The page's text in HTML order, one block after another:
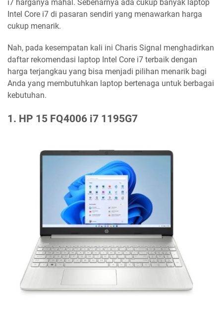
i7 harganya mahal. Sebenarnya ada cukup banyak laptop
Intel Core i7 di pasaran sendiri yang menawarkan harga
cukup menarik.
Nah, pada kesempatan kali ini Charis Signal menghadirkan
daftar rekomendasi laptop Intel Core i7 terbaik dengan
harga terjangkau yang bisa menjadi pilihan menarik bagi
Anda yang membutuhkan laptop bertenaga untuk berbagai
kebutuhan.
1. HP 15 FQ4006 i7 1195G7